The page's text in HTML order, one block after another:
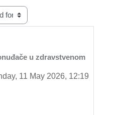
u zdravstvenom
11 May 2026, 12:19